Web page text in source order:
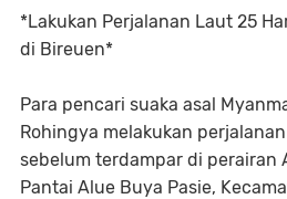
*Lakukan Perjalanan Laut 25
di Bireuen*
Para pencari suaka asal
Rohingya melakukan
sebelum terdampar di perairan
Pantai Alue Buya Pasie,